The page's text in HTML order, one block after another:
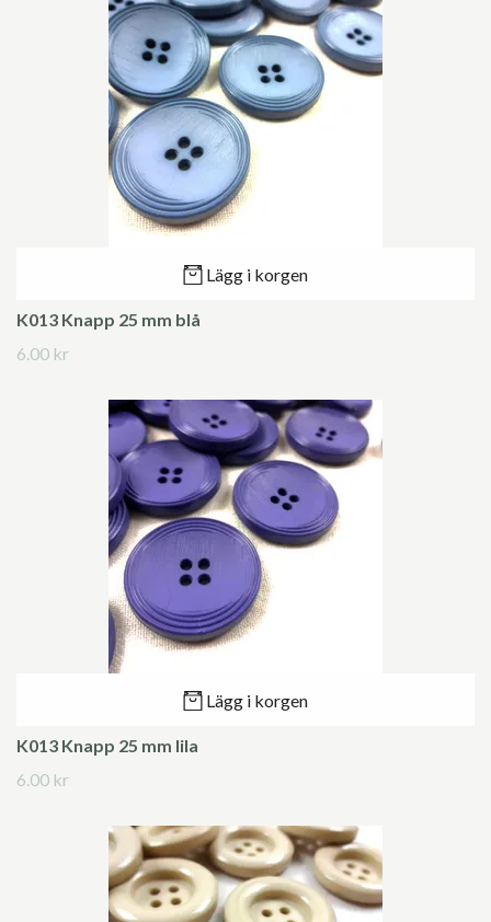
Lägg i korgen
K013 Knapp 25 mm blå
6.00 kr
Lägg i korgen
K013 Knapp 25 mm lila
6.00 kr